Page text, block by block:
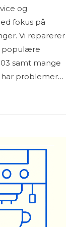
og
fokus på
Vi reparerer
populære
samt mange
problemer…